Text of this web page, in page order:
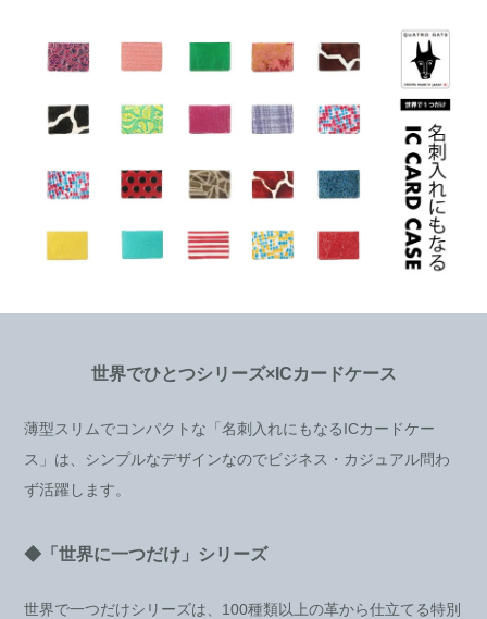
世界でひとつシリーズ×ICカードケース
薄型スリムでコンパクトな「名刺入れにもなるICカードケー
ス」は、シンプルなデザインなのでビジネス・カジュアル問わ
ず活躍します。
◆「世界に一つだけ」シリーズ
世界で一つだけシリーズは、100種類以上の革から仕立てる特別